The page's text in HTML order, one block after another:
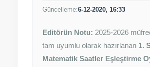
Güncelleme:6-12-2020, 16:33
Editörün Notu: 2025-2026
tam uyumlu olarak hazırlanan 1.
Matematik Saatler Eşleştirme